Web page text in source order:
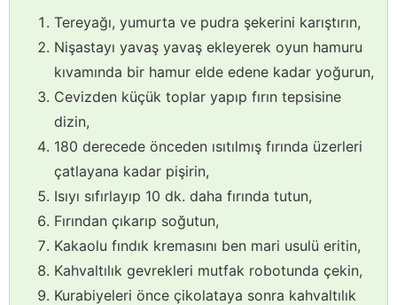
Tereyağı, yumurta ve pudra şekerini karıştırın,
Nişastayı yavaş yavaş ekleyerek oyun hamuru
kıvamında bir hamur elde edene kadar yoğurun,
Cevizden küçük toplar yapıp fırın tepsisine
dizin,
180 derecede önceden ısıtılmış fırında üzerleri
çatlayana kadar pişirin,
Isıyı sıfırlayıp 10 dk. daha fırında tutun,
Fırından çıkarıp soğutun,
Kakaolu fındık kremasını ben mari usulü eritin,
Kahvaltılık gevrekleri mutfak robotunda çekin,
Kurabiyeleri önce çikolataya sonra kahvaltılık